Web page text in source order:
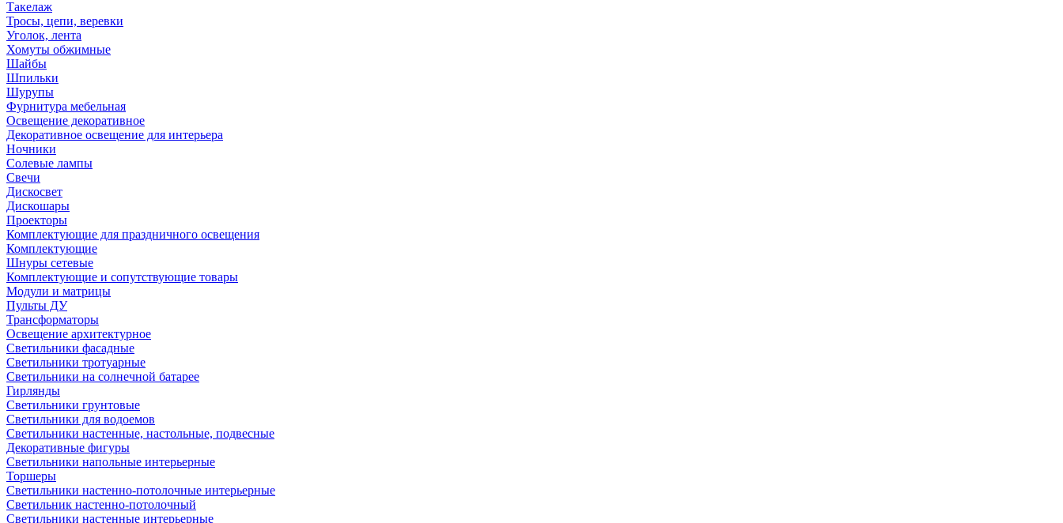
Такелаж
Тросы, цепи, веревки
Уголок, лента
Хомуты обжимные
Шайбы
Шпильки
Шурупы
Фурнитура мебельная
Освещение декоративное
Декоративное освещение для интерьера
Ночники
Солевые лампы
Свечи
Дискосвет
Дискошары
Проекторы
Комплектующие для праздничного освещения
Комплектующие
Шнуры сетевые
Комплектующие и сопутствующие товары
Модули и матрицы
Пульты ДУ
Трансформаторы
Освещение архитектурное
Светильники фасадные
Светильники тротуарные
Светильники на солнечной батарее
Гирлянды
Светильники грунтовые
Светильники для водоемов
Светильники настенные, настольные, подвесные
Декоративные фигуры
Светильники напольные интерьерные
Торшеры
Светильники настенно-потолочные интерьерные
Светильник настенно-потолочный
Светильники настенные интерьерные